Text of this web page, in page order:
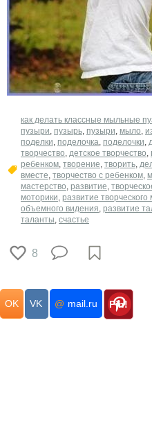
​как делать классные мыльные
пузыри, пузырь, пузыри, мыло,
поделки, поделочка, поделочки,
творчество, детское творчество,
ребенком, творение, творить,
вместе, творчество с ребенком,
мастерство, развитие,
моторики, развитие
объемного видения, развитие
таланты, счастье
8
OK VK @ mail.ru Pin!